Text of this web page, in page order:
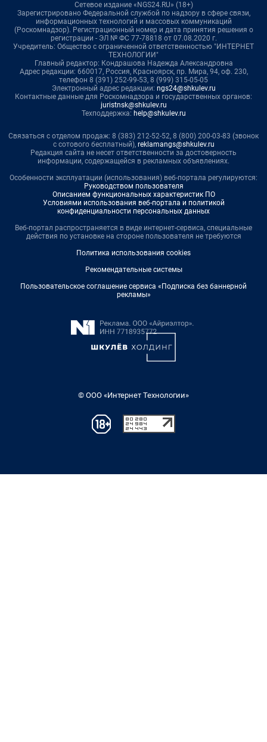
Сетевое издание «NGS24.RU» (18+)
Зарегистрировано Федеральной службой по надзору в сфере связи,
информационных технологий и массовых коммуникаций
(Роскомнадзор). Регистрационный номер и дата принятия решения о
регистрации - ЭЛ № ФС 77-78818 от 07.08.2020 г.
Учредитель: Общество с ограниченной ответственностью "ИНТЕРНЕТ
ТЕХНОЛОГИИ"
Главный редактор: Кондрашова Надежда Александровна
Адрес редакции: 660017, Россия, Красноярск, пр. Мира, 94, оф. 230,
телефон 8 (391) 252-99-53, 8 (999) 315-05-05
Электронный адрес редакции: ngs24@shkulev.ru
Контактные данные для Роскомнадзора и государственных органов:
juristnsk@shkulev.ru
Техподдержка: help@shkulev.ru
Связаться с отделом продаж: 8 (383) 212-52-52, 8 (800) 200-03-83 (звонок
с сотового бесплатный), reklamangs@shkulev.ru
Редакция сайта не несет ответственности за достоверность
информации, содержащейся в рекламных объявлениях.
Особенности эксплуатации (использования) веб-портала регулируются:
Руководством пользователя
Описанием функциональных характеристик ПО
Условиями использования веб-портала и политикой
конфиденциальности персональных данных
Веб-портал распространяется в виде интернет-сервиса, специальные
действия по установке на стороне пользователя не требуются
Политика использования cookies
Рекомендательные системы
Пользовательское соглашение сервиса «Подписка без баннерной
рекламы»
© ООО «Интернет Технологии»